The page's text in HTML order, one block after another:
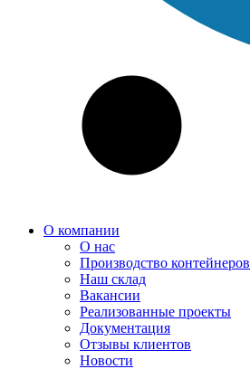
О компании
О нас
Производство контейнеров
Наш склад
Вакансии
Реализованные проекты
Документация
Отзывы клиентов
Новости